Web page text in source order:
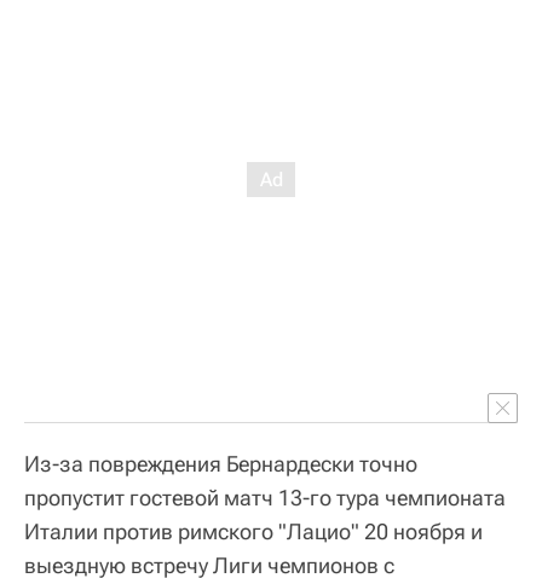
Из-за повреждения Бернардески точно
пропустит гостевой матч 13-го тура чемпионата
Италии против римского "Лацио" 20 ноября и
выездную встречу Лиги чемпионов с